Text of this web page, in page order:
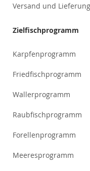
Versand und Lieferung
Zielfischprogramm
Karpfenprogramm
Friedfischprogramm
Wallerprogramm
Raubfischprogramm
Forellenprogramm
Meeresprogramm